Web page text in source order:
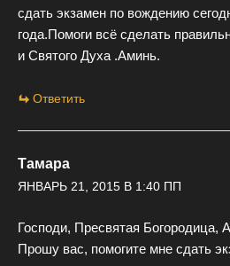
сдать экзамен по вождению
года.Помоги всё сделать
и Святого Духа .Аминь.
Ответить
Тамара
ЯНВАРЬ 21, 2015 В 1:40 ПП
Господи, Пресвятая Богородица,
Прошу вас, помогите мне сдать